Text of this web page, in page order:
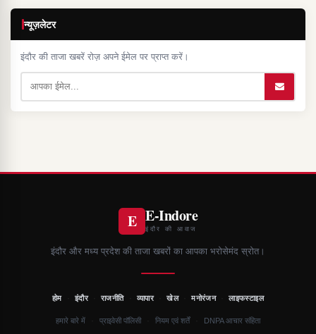
न्यूज़लेटर
इंदौर की ताजा खबरें रोज़ अपने ईमेल पर प्राप्त करें।
E E-Indore
इंदौर की आवाज
इंदौर और मध्य प्रदेश की ताजा खबरों का आपका भरोसेमंद स्रोत।
होम इंदौर राजनीति व्यापार खेल मनोरंजन लाइफस्टाइल
हमारे बारे में प्राइवेसी पॉलिसी नियम एवं शर्तें DNPA आचार संहिता